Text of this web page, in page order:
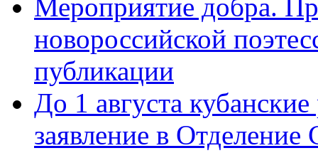
Мероприятие добра.
новороссийской
публикации
До 1 августа
заявление в